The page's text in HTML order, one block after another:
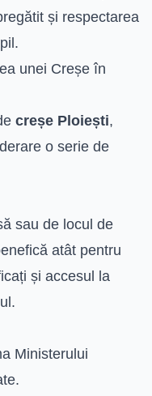
și respectarea
unei Creșe în
creșe Ploiești,
o serie de
sau de locul de
atât pentru
și accesul la
Ministerului